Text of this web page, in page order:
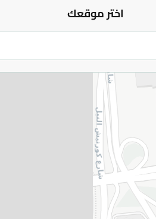
جم
اضف للعربة
يرجى الملاحظة:
طفيف. قد يتغير التعبئة بناءً على التوفر.
المواصفات
براند
الحجم
اختر موقعك